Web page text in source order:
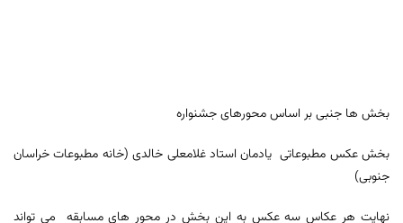
بخش ها جنبی بر اساس محورهای جشنواره
بخش عکس مطبوعاتی یادمان استاد غلامعلی خالدی (خانه مطبوعات خراسان
جنوبی)
نهایت هر عکاس سه عکس به این بخش در محور های مسابقه می تواند